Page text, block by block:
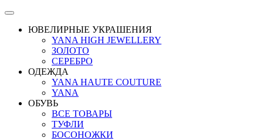
ЮВЕЛИРНЫЕ УКРАШЕНИЯ
YANA HIGH JEWELLERY
ЗОЛОТО
СЕРЕБРО
ОДЕЖДА
YANA HAUTE COUTURE
YANA
ОБУВЬ
ВСЕ ТОВАРЫ
ТУФЛИ
БОСОНОЖКИ